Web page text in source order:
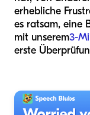
erhebliche
es ratsam, eine
mit unserem3-
erste